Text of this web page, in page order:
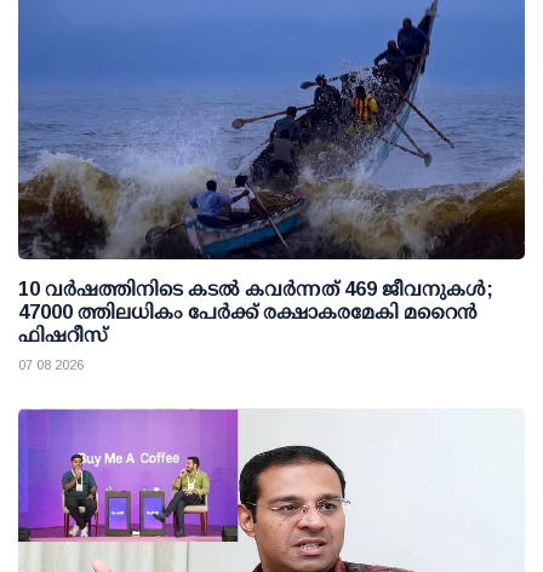
10 വര്‍ഷത്തിനിടെ കടല്‍ കവര്‍ന്നത് 469 ജീവനുകള്‍;
47000 ത്തിലധികം പേര്‍ക്ക് രക്ഷാകരമേകി മറൈന്‍
ഫിഷറീസ്
07 08 2026